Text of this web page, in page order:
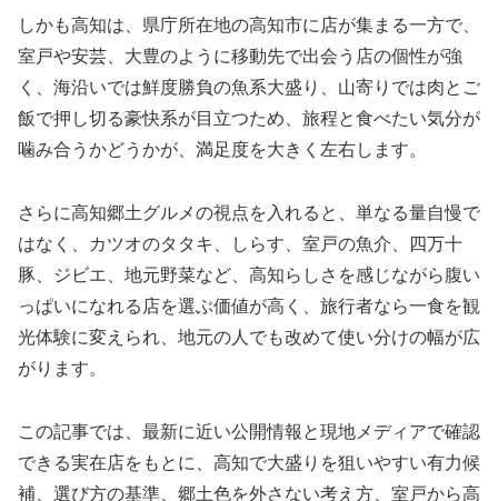
しかも高知は、県庁所在地の高知市に店が集まる一方で、
室戸や安芸、大豊のように移動先で出会う店の個性が強
く、海沿いでは鮮度勝負の魚系大盛り、山寄りでは肉とご
飯で押し切る豪快系が目立つため、旅程と食べたい気分が
噛み合うかどうかが、満足度を大きく左右します。
さらに高知郷土グルメの視点を入れると、単なる量自慢で
はなく、カツオのタタキ、しらす、室戸の魚介、四万十
豚、ジビエ、地元野菜など、高知らしさを感じながら腹い
っぱいになれる店を選ぶ価値が高く、旅行者なら一食を観
光体験に変えられ、地元の人でも改めて使い分けの幅が広
がります。
この記事では、最新に近い公開情報と現地メディアで確認
できる実在店をもとに、高知で大盛りを狙いやすい有力候
補、選び方の基準、郷土色を外さない考え方、室戸から高